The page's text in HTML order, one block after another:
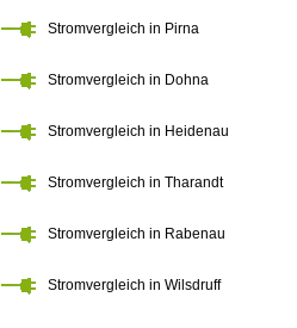
Stromvergleich in Pirna
Stromvergleich in Dohna
Stromvergleich in Heidenau
Stromvergleich in Tharandt
Stromvergleich in Rabenau
Stromvergleich in Wilsdruff